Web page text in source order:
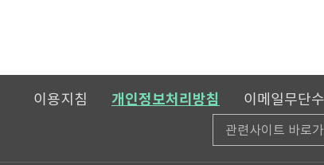
이용지침 개인정보처리방침 이메일무단
관련사이트 바로가